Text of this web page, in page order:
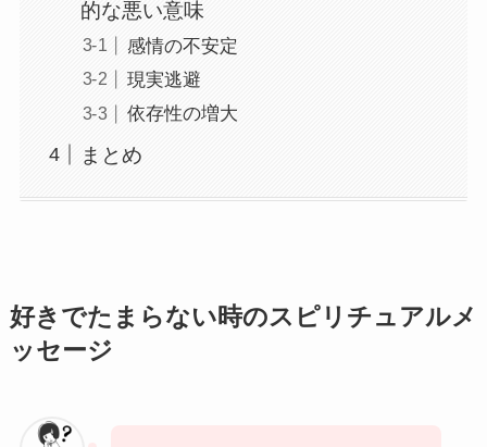
的な悪い意味
感情の不安定
現実逃避
依存性の増大
まとめ
好きでたまらない時のスピリチュアルメ
ッセージ